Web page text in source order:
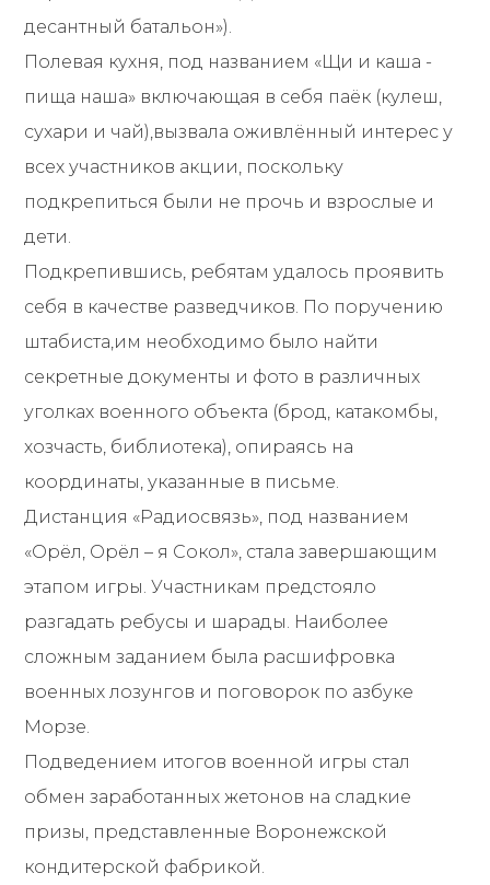
десантный батальон»).
Полевая кухня, под названием «Щи и каша -
пища наша» включающая в себя паёк (кулеш,
сухари и чай),вызвала оживлённый интерес у
всех участников акции, поскольку
подкрепиться были не прочь и взрослые и
дети.
Подкрепившись, ребятам удалось проявить
себя в качестве разведчиков. По поручению
штабиста,им необходимо было найти
секретные документы и фото в различных
уголках военного объекта (брод, катакомбы,
хозчасть, библиотека), опираясь на
координаты, указанные в письме.
Дистанция «Радиосвязь», под названием
«Орёл, Орёл – я Сокол», стала завершающим
этапом игры. Участникам предстояло
разгадать ребусы и шарады. Наиболее
сложным заданием была расшифровка
военных лозунгов и поговорок по азбуке
Морзе.
Подведением итогов военной игры стал
обмен заработанных жетонов на сладкие
призы, представленные Воронежской
кондитерской фабрикой.